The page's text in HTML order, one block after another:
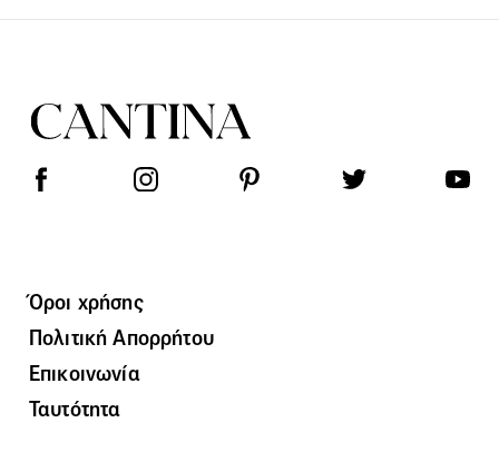
Όροι χρήσης
Πολιτική Απορρήτου
Επικοινωνία
Ταυτότητα